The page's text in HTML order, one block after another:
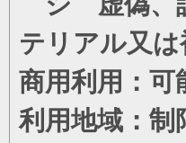
テリアル又
商用利用：可
利用地域：制